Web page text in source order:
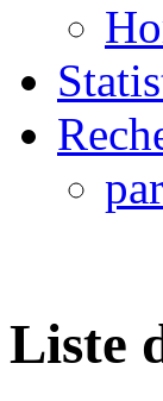
Liste